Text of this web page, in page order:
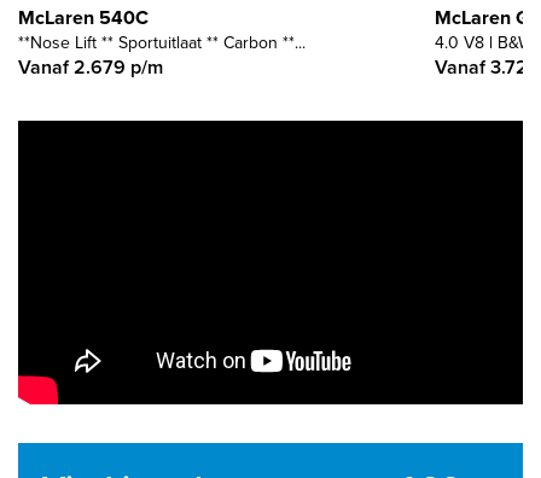
McLaren 540C
**Nose Lift ** Sportuitlaat ** Carbon **...
Vanaf 2.679 p/m
McLaren GT
4.0 V8 l B&W
Vanaf